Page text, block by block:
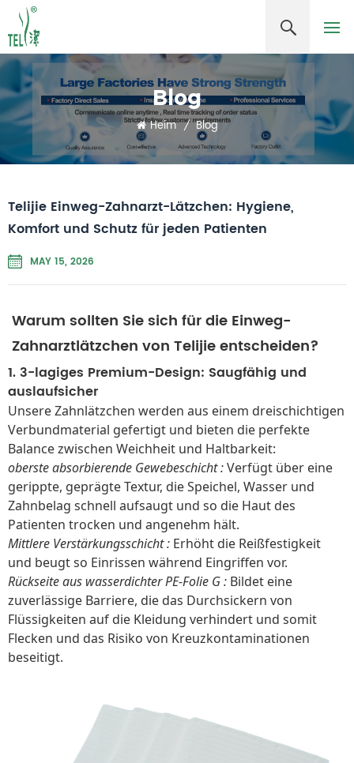
Blog
Heim / Blog
Telijie Einweg-Zahnarzt-Lätzchen: Hygiene,
Komfort und Schutz für jeden Patienten
MAY 15, 2026
Warum sollten Sie sich für die Einweg-
Zahnarztlätzchen von Telijie entscheiden?
1. 3-lagiges Premium-Design: Saugfähig und
auslaufsicher
Unsere Zahnlätzchen werden aus einem dreischichtigen
Verbundmaterial gefertigt und bieten die perfekte
Balance zwischen Weichheit und Haltbarkeit:
oberste absorbierende Gewebeschicht:Verfügt über eine
gerippte, geprägte Textur, die Speichel, Wasser und
Zahnbelag schnell aufsaugt und so die Haut des
Patienten trocken und angenehm hält.
Mittlere Verstärkungsschicht: Erhöht die Reißfestigkeit
und beugt so Einrissen während Eingriffen vor.
Rückseite aus wasserdichter PE-Folie G: Bildet eine
zuverlässige Barriere, die das Durchsickern von
Flüssigkeiten auf die Kleidung verhindert und somit
Flecken und das Risiko von Kreuzkontaminationen
beseitigt.